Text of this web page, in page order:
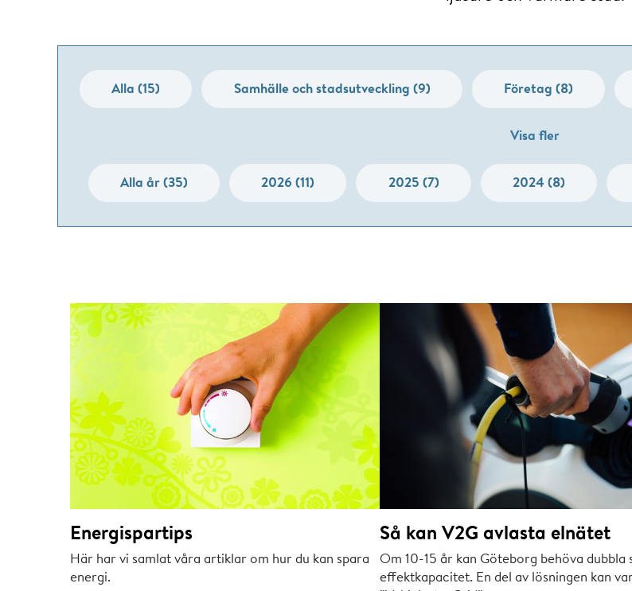
Alla (15) Samhälle och stadsutveckling (9) Företag (8)
Visa fler
Alla år (35) 2026 (11) 2025 (7) 2024 (8)
Energispartips
Här har vi samlat våra artiklar om hur du kan spara
energi.
Så kan V2G avlasta elnätet
Om 10-15 år kan Göteborg behöva dubbla
effektkapacitet. En del av lösningen kan